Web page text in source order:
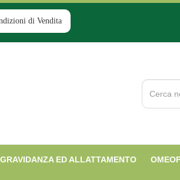
di Vendita
Cerca
Prodotto
GRAVIDANZA ED ALLATTAMENTO